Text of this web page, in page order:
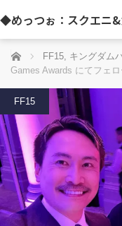
◆めっつぉ：スクエニ
ホーム FF15, キングダム
Games Awards にてフェ
FF15